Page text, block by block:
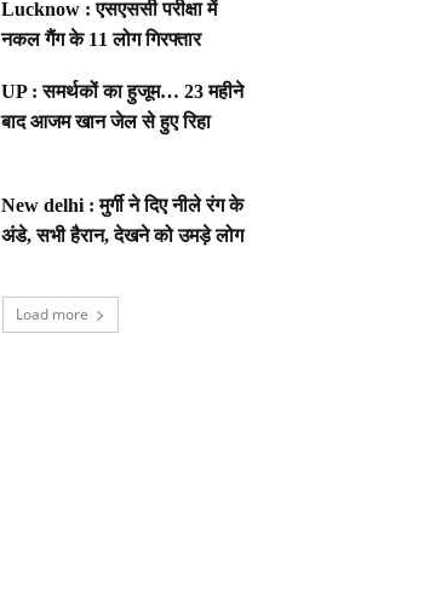
Lucknow : एसएससी परीक्षा में
नकल गैंग के 11 लोग गिरफ्तार
UP : समर्थकों का हुजूम… 23 महीने
बाद आजम खान जेल से हुए रिहा
New delhi : मुर्गी ने दिए नीले रंग के
अंडे, सभी हैरान, देखने को उमड़े लोग
Load more